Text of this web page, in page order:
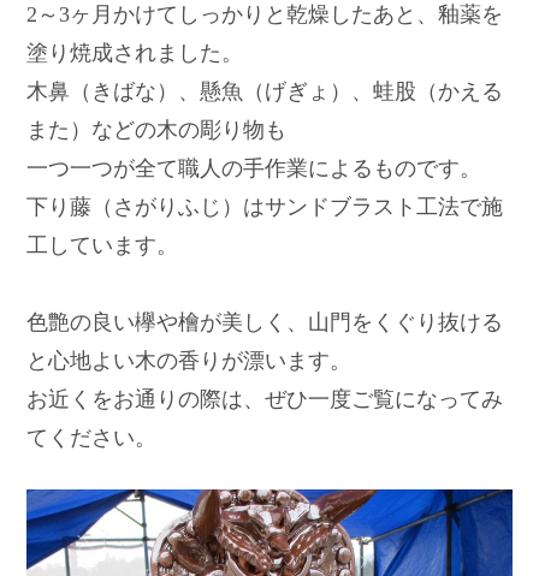
2～3ヶ月かけてしっかりと乾燥したあと、釉薬を
塗り焼成されました。
木鼻（きばな）、懸魚（げぎょ）、蛙股（かえる
また）などの木の彫り物も
一つ一つが全て職人の手作業によるものです。
下り藤（さがりふじ）はサンドブラスト工法で施
工しています。
色艶の良い欅や檜が美しく、山門をくぐり抜ける
と心地よい木の香りが漂います。
お近くをお通りの際は、ぜひ一度ご覧になってみ
てください。